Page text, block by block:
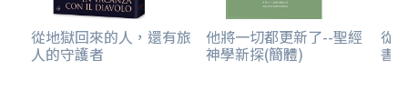
從地獄回來的人，還有旅
人的守護者
他將一切都更新了--聖經
神學新探(簡體)
從
書